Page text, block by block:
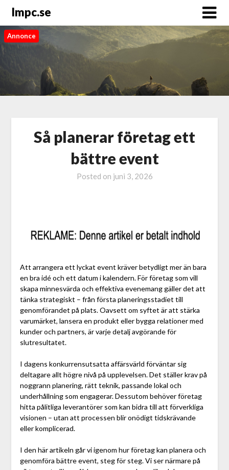
Impc.se
Annonce
Så planerar företag ett
bättre event
Posted on juni 3, 2026
Att arrangera ett lyckat event kräver betydligt mer än bara
en bra idé och ett datum i kalendern. För företag som vill
skapa minnesvärda och effektiva evenemang gäller det att
tänka strategiskt – från första planeringsstadiet till
genomförandet på plats. Oavsett om syftet är att stärka
varumärket, lansera en produkt eller bygga relationer med
kunder och partners, är varje detalj avgörande för
slutresultatet.
I dagens konkurrensutsatta affärsvärld förväntar sig
deltagare allt högre nivå på upplevelsen. Det ställer krav på
noggrann planering, rätt teknik, passande lokal och
underhållning som engagerar. Dessutom behöver företag
hitta pålitliga leverantörer som kan bidra till att förverkliga
visionen – utan att processen blir onödigt tidskrävande
eller komplicerad.
I den här artikeln går vi igenom hur företag kan planera och
genomföra bättre event, steg för steg. Vi ser närmare på